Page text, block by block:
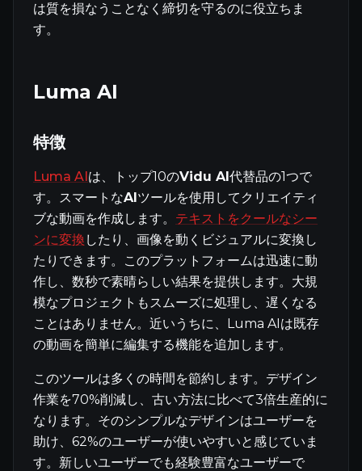
は質を損なうことなく締切を守るのに役立ちま
す。
Luma AI
特徴
Luma AIは、トップ10のVidu AI代替品の1つで
す。スマートなAIツールを使用してクリエイティ
ブな動画を作成します。 テキストをクールなシー
ンに変換 したり、画像を動くビジュアルに変換し
たりできます。このプラットフォームは迅速に動
作し、数秒で素晴らしい結果を提供します。大規
模なプロジェクトもスムーズに処理し、遅くなる
ことはありません。近いうちに、Luma AIは既存
の動画を簡単に編集する機能を追加します。
このツールは多くの時間を節約します。デザイン
作業を70%削減し、古い方法に比べて3倍生産的に
なります。そのシンプルなデザインはユーザーを
助け、62%のユーザーが使いやすいと感じていま
す。新しいユーザーでも経験豊富なユーザーで